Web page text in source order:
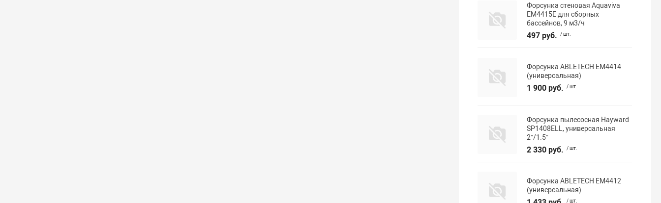
Форсунка стеновая Aquaviva
EM4415E для сборных
бассейнов, 9 м3/ч
497 руб. / шт.
Форсунка ABLETECH EM4414
(универсальная)
1 900 руб. / шт.
Форсунка пылесосная Hayward
SP1408ELL, универсальная
2”/1.5”
2 330 руб. / шт.
Форсунка ABLETECH EM4412
(универсальная)
/ шт.